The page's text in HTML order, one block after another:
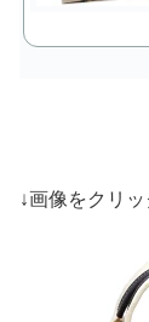
↓画像をクリ